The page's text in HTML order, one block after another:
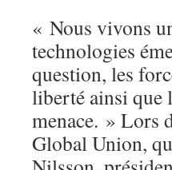
« Nous vivons
technologies
question, les
liberté ainsi que
menace. » Lors
Global Union,